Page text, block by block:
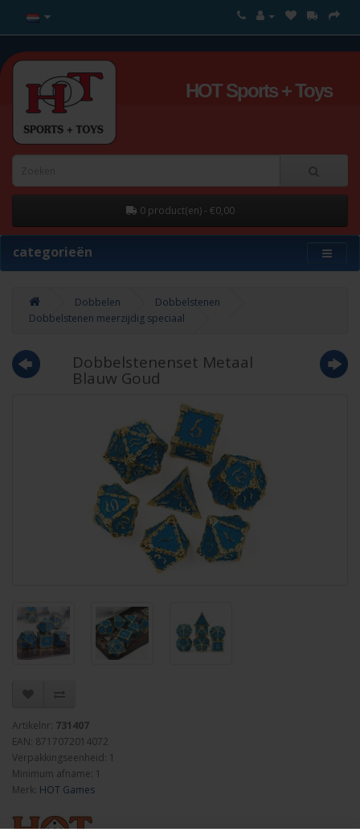
HOT Sports + Toys
0 product(en) - €0,00
categorieën
Dobbelen
Dobbelstenen
Dobbelstenen meerzijdig speciaal
Dobbelstenenset Metaal
Blauw Goud
Artikelnr: 731407
EAN: 8717072014072
Verpakkingseenheid: 1
Minimum afname: 1
Merk: HOT Games